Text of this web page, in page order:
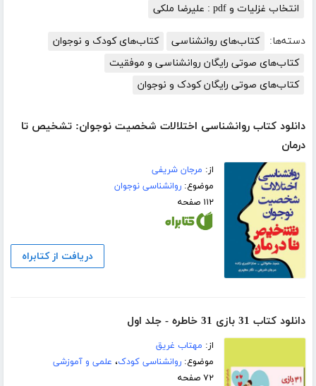
انتخاب غزلیات و pdf : علیرضا ملکی
دسته‌ها: کتاب‌های روانشناسی
کتاب‌های کودک و نوجوان
کتاب‌های صوتی رایگان روانشناسی و موفقیت
کتاب‌های صوتی رایگان کودک و نوجوان
دانلود کتاب روانشناسی اختلالات شخصیت نوجوان: تشخیص تا
درمان
از: مرجان شریفی
موضوع:روانشناسی نوجوان
۱۱۲ صفحه
دریافت از کتابراه
دانلود کتاب 31 بازی 31 خاطره - جلد اول
از: مهتاب غریق
موضوع:روانشناسی کودک، علمی و آموزشی
۷۲ صفحه